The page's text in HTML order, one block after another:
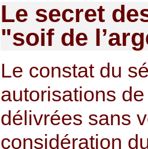
Le secret
"soif de
Le constat du
autorisations
délivrées sans
considération